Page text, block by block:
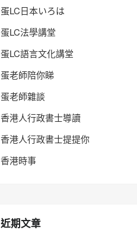
蛋LC日本いろは
蛋LC法學講堂
蛋LC語言文化講堂
蛋老師陪你睇
蛋老師雜談
香港人行政書士導讀
香港人行政書士提提你
香港時事
近期文章